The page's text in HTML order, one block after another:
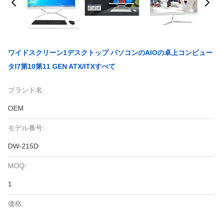
ワイドスクリーン1デスクトップ パソコンのAIOの卓上コンピュー
タI7第10第11 GEN ATX/ITXすべて
ブランド名:
OEM
モデル番号:
DW-215D
MOQ:
1
価格: